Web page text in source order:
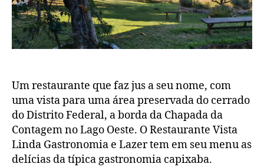
Um restaurante que faz jus a seu nome, com
uma vista para uma área preservada do cerrado
do Distrito Federal, a borda da Chapada da
Contagem no Lago Oeste. O Restaurante Vista
Linda Gastronomia e Lazer tem em seu menu as
delícias da típica gastronomia capixaba.